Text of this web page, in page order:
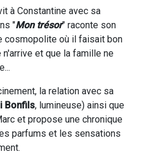
à Constantine avec sa
"Mon trésor" raconte son
cosmopolite où il faisait bon
n'arrive et que la famille ne
la relation avec sa
Bonfils, lumineuse) ainsi que
et propose une chronique
parfums et les sensations